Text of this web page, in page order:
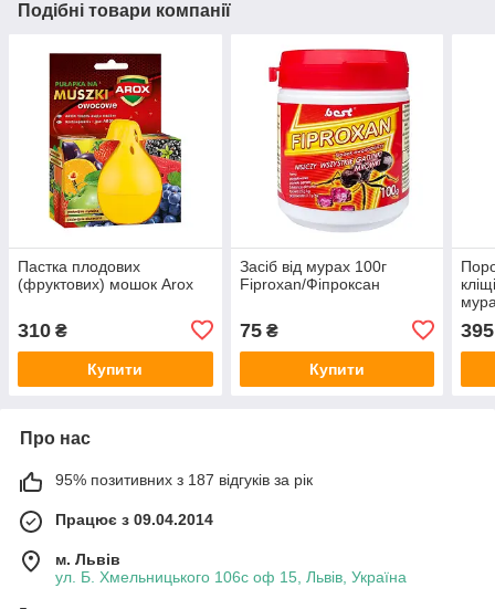
Подібні товари компанії
Пастка плодових
(фруктових) мошок Arox
310 ₴
Купити
Засіб від мурах 100г
Fiproxan/Фіпроксан
75₴
Купити
395
Про нас
95% позитивних з 187 відгуків за рік
Працює з 09.04.2014
м. Львів
ул. Б. Хмельницького 106с оф 15, Львів, Україна